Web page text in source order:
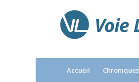
Accueil Chroniques